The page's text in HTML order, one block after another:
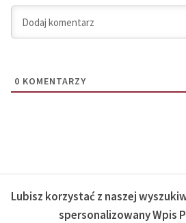
0 KOMENTARZY
Lubisz korzystać z naszej
spersonalizowany Wpis